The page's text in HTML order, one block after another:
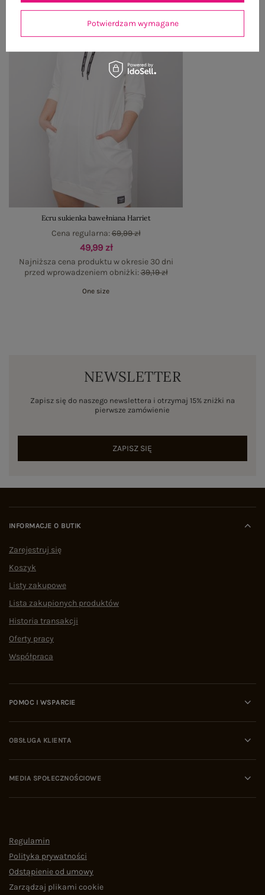
Ecru sukienka bawełniana Harriet
49,99 zł
Najniższa cena produktu w okresie 30 dni
przed wprowadzeniem obniżki:39,19 zł
Cena regularna:69,99 zł
One size
NEWSLETTER
Zapisz się do naszego newslettera i otrzymaj 15% zniżki na
pierwsze zamówienie
ZAPISZ SIĘ
INFORMACJE O BUTIK
Zarejestruj się
Koszyk
Listy zakupowe
Lista zakupionych produktów
Historia transakcji
Oferty pracy
Współpraca
POMOC I WSPARCIE
OBSŁUGA KLIENTA
MEDIA SPOŁECZNOŚCIOWE
Regulamin
Polityka prywatności
Odstąpienie od umowy
Zarządzaj plikami cookie
Potwierdzam wymagane